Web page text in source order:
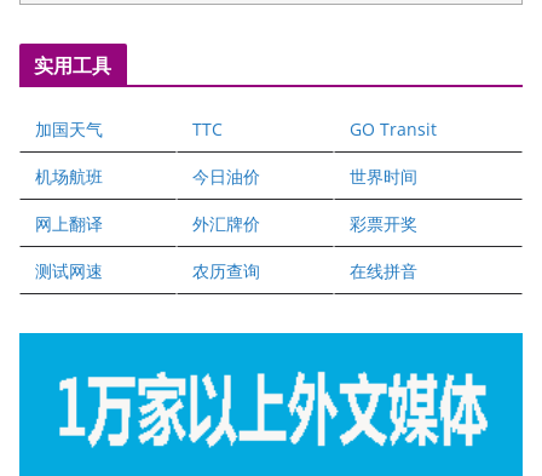
五星国艺拍卖及评估公司
国际注册执业营养师公会
爱德华连锁酒店万锦分店
健健宝公司
二十一世纪美联地产公司
全球趋势移民留学
盛达资本
正点印艺设计
实用工具
加国天气 TTC GO Transit
机场航班 今日油价 世界时间
网上翻译 外汇牌价 彩票开奖
测试网速 农历查询 在线拼音